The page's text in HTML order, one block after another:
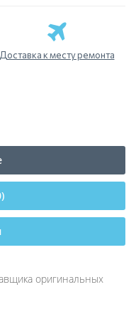
Доставка к месту ремонта
оригинальных